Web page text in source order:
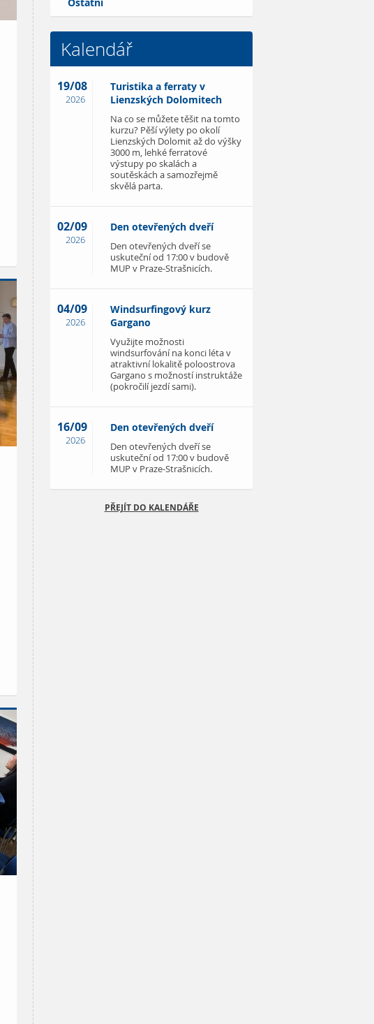
Ostatní
Kalendář
19/08
2026
Turistika a ferraty v
Lienzských Dolomitech
Na co se můžete těšit na tomto
kurzu? Pěší výlety po okolí
Lienzských Dolomit až do výšky
3000 m, lehké ferratové
výstupy po skalách a
soutěskách a samozřejmě
skvělá parta.
02/09
2026
Den otevřených dveří
Den otevřených dveří se
uskuteční od 17:00 v budově
MUP v Praze-Strašnicích.
04/09
2026
Windsurfingový kurz
Gargano
Využijte možnosti
windsurfování na konci léta v
atraktivní lokalitě poloostrova
Gargano s možností instruktáže
(pokročilí jezdí sami).
16/09
2026
Den otevřených dveří
Den otevřených dveří se
uskuteční od 17:00 v budově
MUP v Praze-Strašnicích.
PŘEJÍT DO KALENDÁŘE